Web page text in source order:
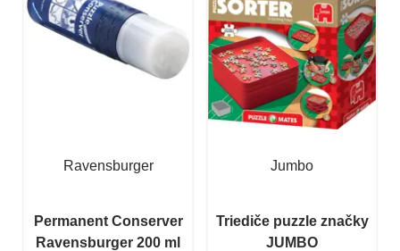
Ravensburger
Permanent Conserver
Ravensburger 200 ml
Jumbo
Triediče puzzle značky
JUMBO